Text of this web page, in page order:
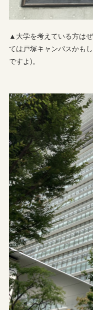
▲大学を考えている方は
ては戸塚キャンパスかも
ですよ)。